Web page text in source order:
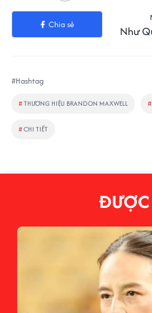
Chia sẻ Như
#Hashtag
#THƯƠNG HIỆU BRANDON MAXWELL #
#CHI TIẾT
ĐƯỢC